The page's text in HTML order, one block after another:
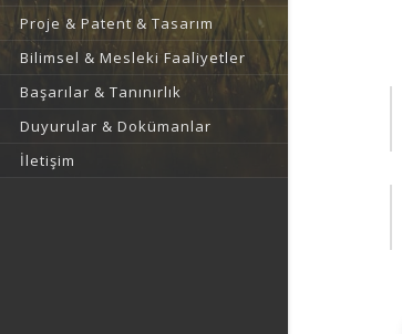
Proje & Patent & Tasarım
Bilimsel & Mesleki Faaliyetler
Başarılar & Tanınırlık
Duyurular & Dokümanlar
İletişim